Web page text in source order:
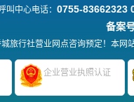
叫中心电话： 0755-83662323
备案号
旅行社营业网点咨询预定！本
企业营业执照认证